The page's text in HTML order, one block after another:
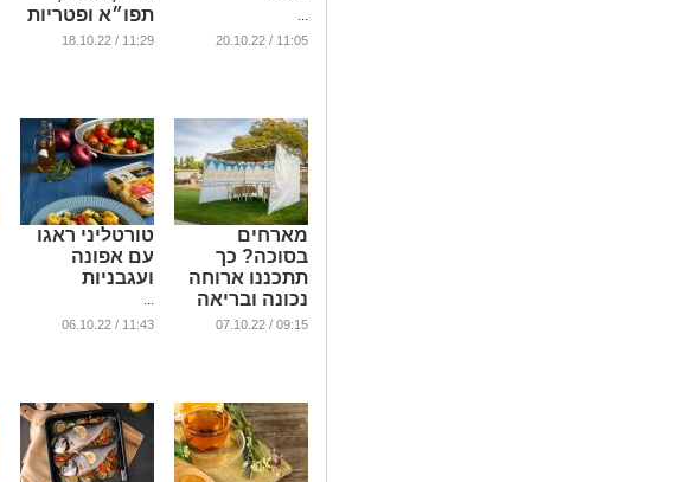
...
11:05 / 20.10.22
תפו״א ופטריות
...
11:29 / 18.10.22
מארחים
בסוכה? כך
תתכננו ארוחה
נכונה ובריאה
...
09:15 / 07.10.22
טורטליני ראגו
עם אפונה
ועגבניות
...
11:43 / 06.10.22